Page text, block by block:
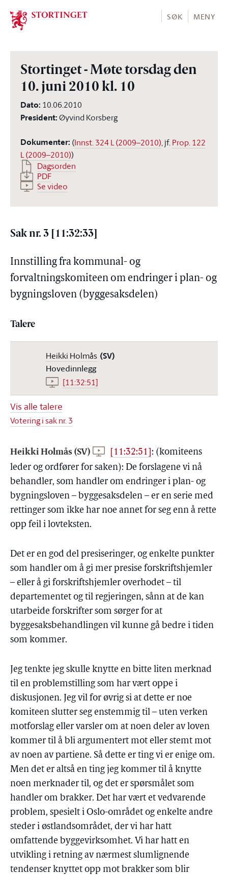
Stortinget.no
SØK MENY
Stortinget - Møte torsdag den
10. juni 2010 kl. 10
Dato: 10.06.2010
President:Øyvind Korsberg
Dokumenter: (Innst. 324 L (2009–2010), jf.Prop. 122
L (2009–2010))
Dagsorden
PDF
Se video
Sak nr. 3 [11:32:33]
Innstilling fra kommunal- og
forvaltningskomiteen om endringer i plan- og
bygningsloven (byggesaksdelen)
Talere
Heikki Holmås (SV)
[11:32:51]
Hovedinnlegg
Vis alle talere
Votering i sak nr. 3
Heikki Holmås (SV) [11:32:51] : (komiteens
leder og ordfører for saken): De forslagene vi nå
behandler, som handler om endringer i plan- og
bygningsloven – byggesaksdelen – er en serie med
rettinger som ikke har noe annet for seg enn å rette
opp feil i lovteksten.
Det er en god del presiseringer, og enkelte punkter
som handler om å gi mer presise forskriftshjemler
– eller å gi forskriftshjemler overhodet – til
departementet og til regjeringen, sånn at de kan
utarbeide forskrifter som sørger for at
byggesaksbehandlingen vil kunne gå bedre i tiden
som kommer.
Jeg tenkte jeg skulle knytte en bitte liten merknad
til en problemstilling som har vært oppe i
diskusjonen. Jeg vil for øvrig si at dette er noe
komiteen slutter seg enstemmig til – uten verken
motforslag eller varsler om at noen deler av loven
kommer til å bli argumentert mot eller stemt mot
av noen av partiene. Så dette er ting vi er enige om.
Men det er altså en ting jeg kommer til å knytte
noen merknader til, og det er spørsmålet som
handler om brakker. Det har vært et vedvarende
problem, spesielt i Oslo-området og enkelte andre
steder i østlandsområdet, der vi har hatt
omfattende byggevirksomhet. Vi har hatt en
utvikling i retning av nærmest slumlignende
tendenser knyttet opp mot brakker som blir